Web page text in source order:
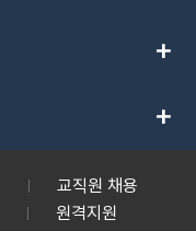
add
add
교직원 채용
원격지원